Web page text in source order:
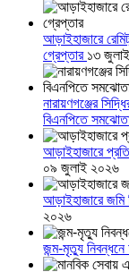
আড়াইহাজারে
গ্রেপ্তার ১৩
নারায়ণগঞ্জের
বিএনপিতে
আড়াইহাজারে
০৯ জুলাই ২০২৬
আড়াইহাজারে
২০২৬
জন্ম-মৃত্যু